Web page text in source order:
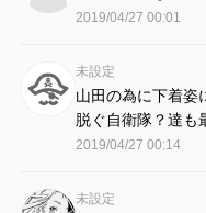
2019/04/27 00:01
未設定
山田の為に下着姿
脱ぐ自衛隊？達も
2019/04/27 00:14
未設定